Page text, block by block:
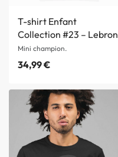
T-shirt Enfant
Collection #23 – Lebron
Mini champion.
34,99€